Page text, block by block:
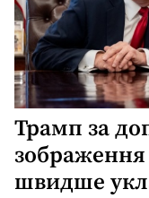
Трамп за
зображення
швидше